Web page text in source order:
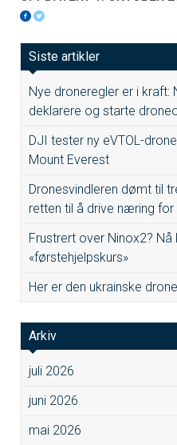
Siste artikler
Nye droneregler er i kraft:
deklarere og starte
DJI tester ny eVTOL-
Mount Everest
Dronesvindleren dømt til
retten til å drive næring for
Frustrert over Ninox2?
«førstehjelpskurs»
Her er den ukrainske
Arkiv
juli 2026
juni 2026
mai 2026